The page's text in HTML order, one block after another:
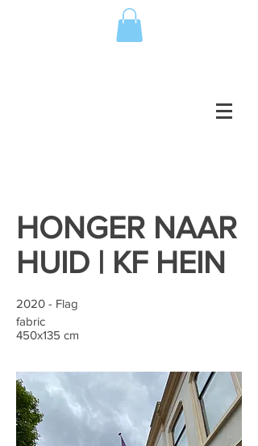
HONGER NAAR
HUID | KF HEIN
2020 - Flag
fabric
450x135 cm